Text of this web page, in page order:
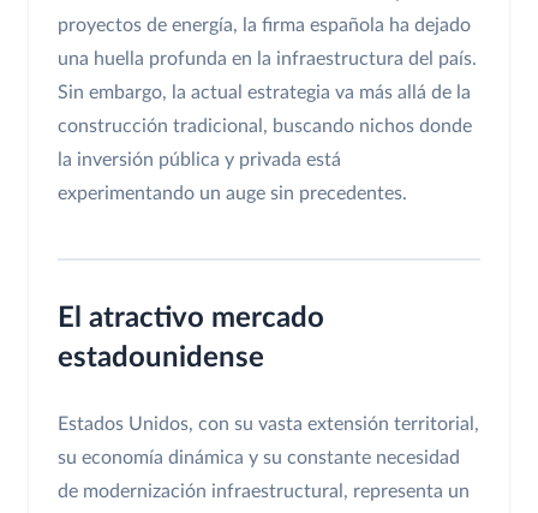
proyectos de energía, la firma española ha dejado
una huella profunda en la infraestructura del país.
Sin embargo, la actual estrategia va más allá de la
construcción tradicional, buscando nichos donde
la inversión pública y privada está
experimentando un auge sin precedentes.
El atractivo mercado
estadounidense
Estados Unidos, con su vasta extensión territorial,
su economía dinámica y su constante necesidad
de modernización infraestructural, representa un